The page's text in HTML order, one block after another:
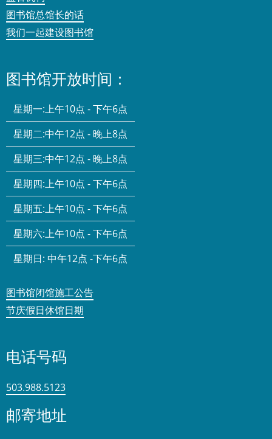
图书馆总馆长的话
我们一起建设图书馆
图书馆开放时间：
星期一:上午10点 - 下午6点
星期二:中午12点 - 晚上8点
星期三:中午12点 - 晚上8点
星期四:上午10点 - 下午6点
星期五:上午10点 - 下午6点
星期六:上午10点 - 下午6点
星期日: 中午12点 -下午6点
图书馆闭馆施工公告
节庆假日休馆日期
电话号码
503.988.5123
邮寄地址